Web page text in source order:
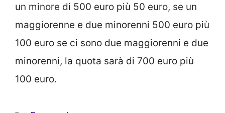
un minore di 500 euro più 50 euro, se un
maggiorenne e due minorenni 500 euro più
100 euro se ci sono due maggiorenni e due
minorenni, la quota sarà di 700 euro più
100 euro.